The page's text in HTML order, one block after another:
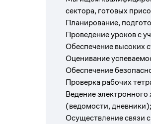
сектора, готовых
Планирование,
Проведение уроков с
Обеспечение высоких
Оценивание
Обеспечение
Проверка рабочих
Ведение
(ведомости, дневники);
Осуществление связи